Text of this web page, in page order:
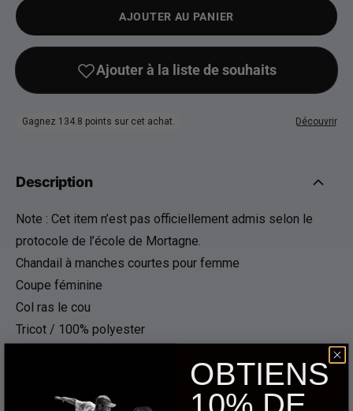
AJOUTER AU PANIER
Description
Note : Cet item n’est pas officiellement admis selon le
protocole de l’école de Mortagne.
Chandail à manches courtes pour femme
Coupe féminine
Col ras le cou
Tricot / 100% polyester
Ruban transparent dans la couture de l'épaule
OBTIENS